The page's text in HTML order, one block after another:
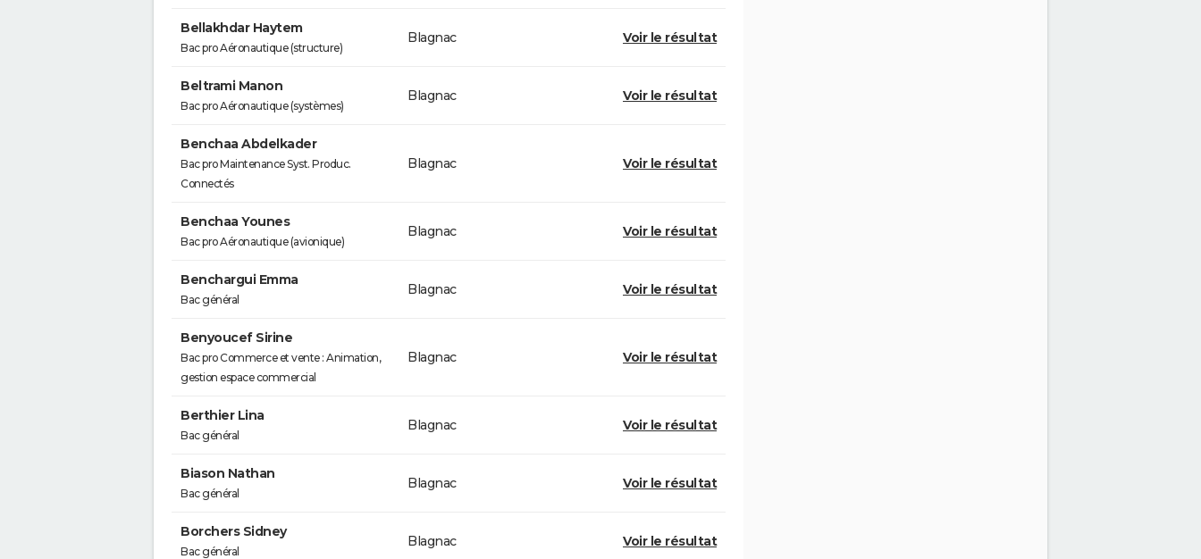
Bellakhdar Haytem
Bac pro Aéronautique (structure)
Blagnac Voir le résultat
Beltrami Manon
Bac pro Aéronautique (systèmes)
Blagnac Voir le résultat
Benchaa Abdelkader
Bac pro Maintenance Syst. Produc.
Connectés
Blagnac Voir le résultat
Benchaa Younes
Bac pro Aéronautique (avionique)
Blagnac Voir le résultat
Benchargui Emma
Bac général
Blagnac Voir le résultat
Benyoucef Sirine
Bac pro Commerce et vente : Animation,
gestion espace commercial
Blagnac Voir le résultat
Berthier Lina
Bac général
Blagnac Voir le résultat
Biason Nathan
Bac général
Blagnac Voir le résultat
Borchers Sidney
Bac général
Blagnac Voir le résultat